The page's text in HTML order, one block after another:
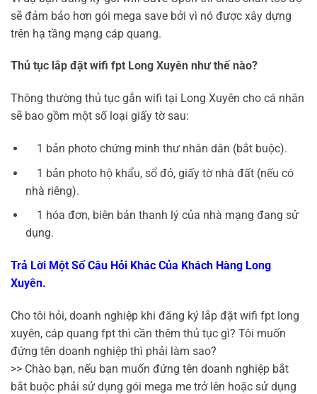
sẽ đảm bảo hơn gói mega save bởi vì nó được xây dựng
trên hạ tầng mạng cáp quang.
Thủ tục lắp đặt wifi fpt Long Xuyên như thế nào?
Thông thường thủ tục gắn wifi tại Long Xuyên cho cá nhân
sẽ bao gồm một số loại giấy tờ sau:
1 bản photo chứng minh thư nhân dân (bắt buộc).
1 bản photo hộ khẩu, sổ đỏ, giấy tờ nhà đất (nếu có
nhà riêng).
1 hóa đơn, biên bản thanh lý của nhà mạng đang sử
dụng.
Trả Lời Một Số Câu Hỏi Khác Của Khách Hàng Long
Xuyên.
Cho tôi hỏi, doanh nghiệp khi đăng ký lắp đặt wifi fpt long
xuyên, cáp quang fpt thì cần thêm thủ tục gì? Tôi muốn
đứng tên doanh nghiệp thì phải làm sao?
>> Chào bạn, nếu bạn muốn đứng tên doanh nghiệp bắt
bắt buộc phải sử dụng gói mega me trở lên hoặc sử dụng